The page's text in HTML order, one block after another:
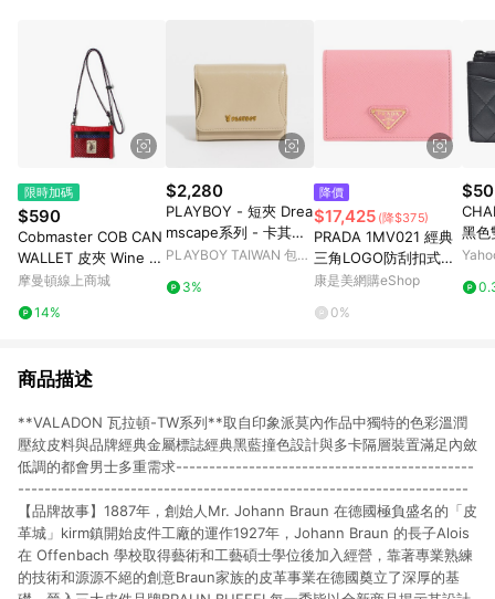
限時加碼
$590
Cobmaster COB CAN
WALLET 皮夾 Wine 81
0904000069
摩曼頓線上商城
14%
$2,280
PLAYBOY - 短夾 Drea
mscape系列 - 卡其色/
561-1013-26-2
PLAYBOY TAIWAN 包包
3%
降價
$17,425 (降$375)
PRADA 1MV021 經典
三角LOGO防刮扣式零
錢短夾.粉/金釦
康是美網購eShop
0%
黑色
小羊
商品描述
**VALADON 瓦拉頓-TW系列**取自印象派莫內作品中獨特的色彩溫潤
壓紋皮料與品牌經典金屬標誌經典黑藍撞色設計與多卡隔層裝置滿足內斂
低調的都會男士多重需求---------------------------------------------
--------------------------------------------------------------------
【品牌故事】1887年，創始人Mr. Johann Braun 在德國極負盛名的「皮
革城」kirm鎮開始皮件工廠的運作1927年，Johann Braun 的長子Alois
在 Offenbach 學校取得藝術和工藝碩士學位後加入經營，靠著專業熟練
的技術和源源不絕的創意Braun家族的皮革事業在德國奠立了深厚的基